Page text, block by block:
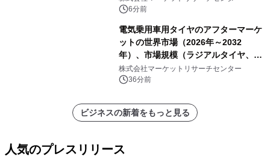
6分前
電気乗用車用タイヤのアフターマーケ
ットの世界市場（2026年～2032
年）、市場規模（ラジアルタイヤ、サ
イドウォール補強タイヤ、その他）・
分析レポートを発表
株式会社マーケットリサーチセンター
36分前
ビジネスの新着をもっと見る
人気のプレスリリース